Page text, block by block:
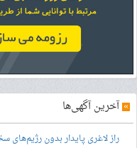
»آخرین آگهی‌ها
راز لاغری پایدار بدون